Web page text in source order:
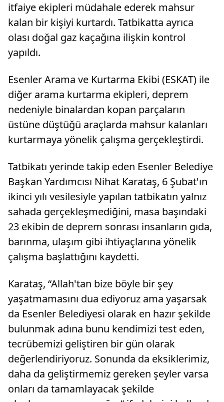
itfaiye ekipleri müdahale ederek mahsur
kalan bir kişiyi kurtardı. Tatbikatta ayrıca
olası doğal gaz kaçağına ilişkin kontrol
yapıldı.
Esenler Arama ve Kurtarma Ekibi (ESKAT) ile
diğer arama kurtarma ekipleri, deprem
nedeniyle binalardan kopan parçaların
üstüne düştüğü araçlarda mahsur kalanları
kurtarmaya yönelik çalışma gerçekleştirdi.
Tatbikatı yerinde takip eden Esenler Belediye
Başkan Yardımcısı Nihat Karataş, 6 Şubat'ın
ikinci yılı vesilesiyle yapılan tatbikatın yalnız
sahada gerçekleşmediğini, masa başındaki
23 ekibin de deprem sonrası insanların gıda,
barınma, ulaşım gibi ihtiyaçlarına yönelik
çalışma başlattığını kaydetti.
Karataş, “Allah'tan bize böyle bir şey
yaşatmamasını dua ediyoruz ama yaşarsak
da Esenler Belediyesi olarak en hazır şekilde
bulunmak adına bunu kendimizi test eden,
tecrübemizi geliştiren bir gün olarak
değerlendiriyoruz. Sonunda da eksiklerimiz,
daha da geliştirmemiz gereken şeyler varsa
onları da tamamlayacak şekilde